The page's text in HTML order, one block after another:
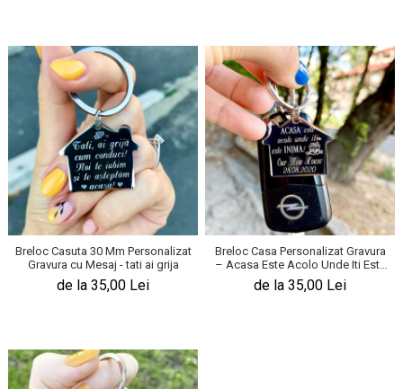
Breloc Casuta 30 Mm Personalizat
Gravura cu Mesaj - tati ai grija
de la 35,00 Lei
Breloc Casa Personalizat Gravura
– Acasa Este Acolo Unde Iti Este
Inima
de la 35,00 Lei